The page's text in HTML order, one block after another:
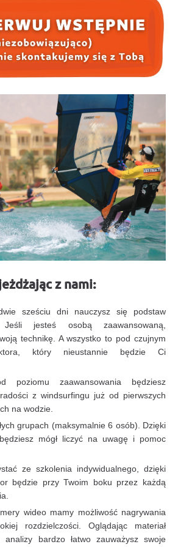
z nami:
sześciu dni nauczysz się podstaw
Jeśli jesteś osobą zaawansowaną,
technikę. A wszystko to pod czujnym
który nieustannie będzie Ci
poziomu zaawansowania będziesz
z windsurfingu już od pierwszych
na wodzie.
grupach (maksymalnie 6 osób). Dzięki
mógł liczyć na uwagę i pomoc
ze szkolenia indywidualnego, dzięki
będzie przy Twoim boku przez każdą
wideo mamy możliwość nagrywania
rozdzielczości. Oglądając materiał
analizy bardzo łatwo zauważysz swoje